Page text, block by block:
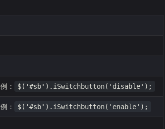
： $('#sb').iSwitchbutton('disable');
： $('#sb').iSwitchbutton('enable');